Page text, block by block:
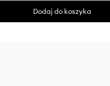
Dodaj do koszyka